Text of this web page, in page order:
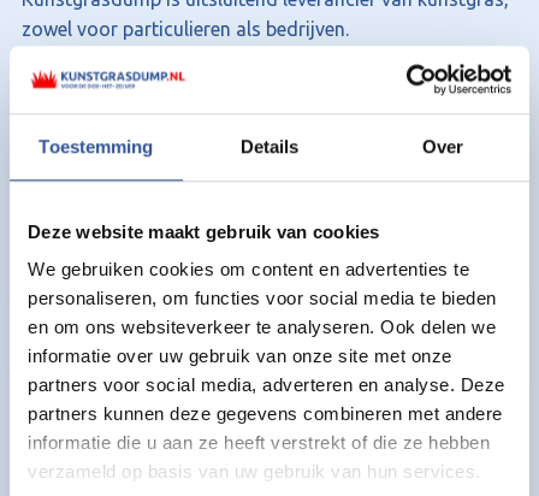
Toestemming Details Over
Deze website maakt gebruik van cookies
We gebruiken cookies om content en advertenties te
personaliseren, om functies voor social media te bieden
en om ons websiteverkeer te analyseren. Ook delen we
informatie over uw gebruik van onze site met onze
partners voor social media, adverteren en analyse. Deze
partners kunnen deze gegevens combineren met andere
informatie die u aan ze heeft verstrekt of die ze hebben
verzameld op basis van uw gebruik van hun services.
zowel voor particulieren als bedrijven.
Wat zit er in het stalenpakket?
Je ontvangt samples van onze 6 populairste soorten:
Kunstgras Ulm Kunstgras Aken